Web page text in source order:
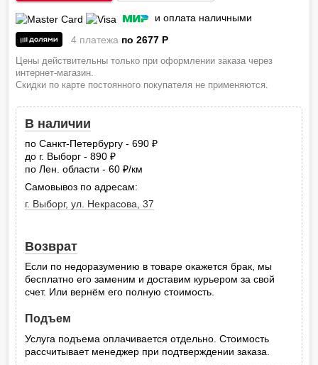
и оплата наличными
4 платежа по 2677 P
Цены действительны только при оформлении заказа через
интернет-магазин.
Скидки по карте постоянного покупателя не применяются.
В наличии
по Санкт-Петербургу - 690
до г. Выборг - 890
по Лен. области - 60
руб.
/км
Самовывоз по адресам:
г. Выборг, ул. Некрасова, 37
Возврат
Если по недоразумению в товаре окажется брак, мы
бесплатно его заменим и доставим курьером за свой
счет. Или вернём его полную стоимость.
Подъем
Услуга подъема оплачивается отдельно. Стоимость
рассчитывает менеджер при подтверждении заказа.